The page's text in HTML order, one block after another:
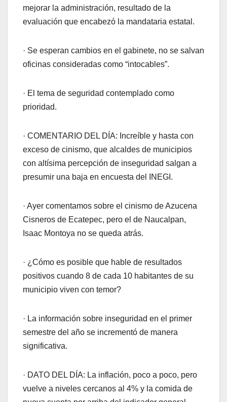
mejorar la administración, resultado de la
evaluación que encabezó la mandataria estatal.
· Se esperan cambios en el gabinete, no se salvan
oficinas consideradas como “intocables”.
· El tema de seguridad contemplado como
prioridad.
· COMENTARIO DEL DÍA: Increíble y hasta con
exceso de cinismo, que alcaldes de municipios
con altísima percepción de inseguridad salgan a
presumir una baja en encuesta del INEGI.
· Ayer comentamos sobre el cinismo de Azucena
Cisneros de Ecatepec, pero el de Naucalpan,
Isaac Montoya no se queda atrás.
· ¿Cómo es posible que hable de resultados
positivos cuando 8 de cada 10 habitantes de su
municipio viven con temor?
· La información sobre inseguridad en el primer
semestre del año se incrementó de manera
significativa.
· DATO DEL DÍA: La inflación, poco a poco, pero
vuelve a niveles cercanos al 4% y la comida de